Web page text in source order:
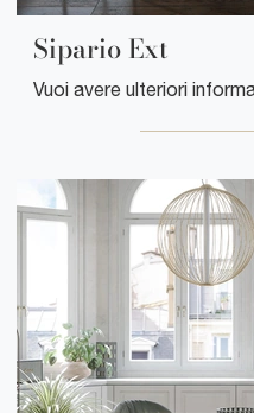
Sipario Ext